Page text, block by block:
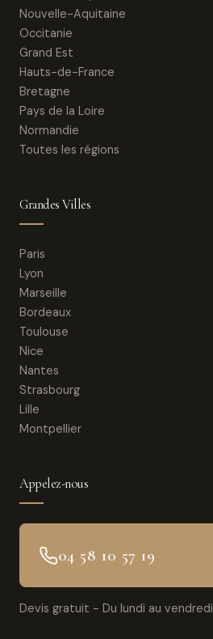
Nouvelle-Aquitaine
Occitanie
Grand Est
Hauts-de-France
Bretagne
Pays de la Loire
Normandie
Toutes les régions
Grandes Villes
Paris
Lyon
Marseille
Bordeaux
Toulouse
Nice
Nantes
Strasbourg
Lille
Montpellier
Appelez-nous
04 58 10 57 19
Devis gratuit - Du lundi au vendredi